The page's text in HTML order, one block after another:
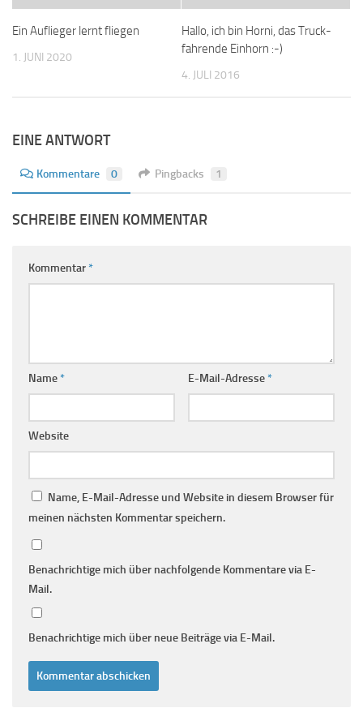
Ein Auflieger lernt fliegen
1. JUNI 2020
Hallo, ich bin Horni, das Truck-
fahrende Einhorn :-)
4. JULI 2016
EINE ANTWORT
Kommentare 0 Pingbacks 1
SCHREIBE EINEN KOMMENTAR
Kommentar*
Name* E-Mail-Adresse*
Website
Name, E-Mail-Adresse und Website in diesem Browser für
meinen nächsten Kommentar speichern.
Benachrichtige mich über nachfolgende Kommentare via E-
Mail.
Benachrichtige mich über neue Beiträge via E-Mail.